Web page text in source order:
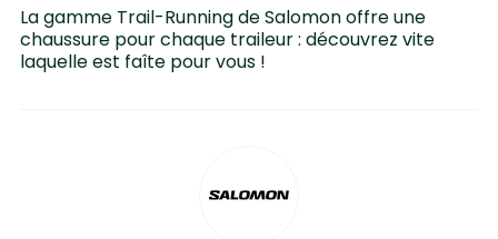
La gamme Trail-Running de Salomon offre une
chaussure pour chaque traileur : découvrez vite
laquelle est faîte pour vous !